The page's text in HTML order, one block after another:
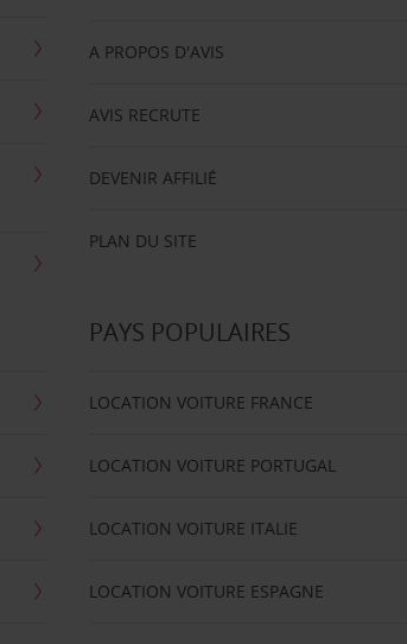
A PROPOS D'AVIS
AVIS RECRUTE
DEVENIR AFFILIÉ
PLAN DU SITE
PAYS POPULAIRES
LOCATION VOITURE FRANCE
LOCATION VOITURE PORTUGAL
LOCATION VOITURE ITALIE
LOCATION VOITURE ESPAGNE